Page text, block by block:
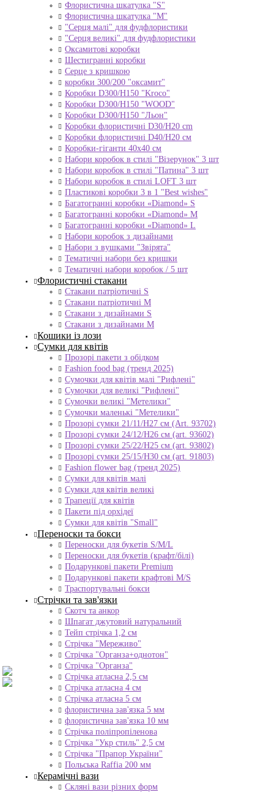
Флористична шкатулка "S"
Флористична шкатулка "М"
"Серця малі" для фудфлористики
"Серця великі" для фудфлористики
Оксамитові коробки
Шестигранні коробки
Серце з кришкою
коробки 300/200 "оксамит"
Коробки D300/H150 "Kroco"
Коробки D300/H150 "WOOD"
Коробки D300/H150 "Льон"
Коробки флористичні D30/H20 cm
Коробки флористичні D40/H20 cм
Коробки-гіганти 40x40 см
Набори коробок в стилі "Візерунок" 3 шт
Набори коробок в стилі "Патина" 3 шт
Набори коробок в стилі LOFT 3 шт
Пластикові коробки 3 в 1 "Best wishes"
Багатогранні коробки «Diamond» S
Багатогранні коробки «Diamond» M
Багатогранні коробки «Diamond» L
Набори коробок з дизайнами
Набори з вушками "Звірята"
Тематичні набори без кришки
Тематичні набори коробок / 5 шт
Флористичні стакани
Стакани патріотичні S
Стакани патріотичні М
Стакани з дизайнами S
Стакани з дизайнами М
Кошики із лози
Сумки для квітів
Прозорі пакети з обідком
Fashion food bag (тренд 2025)
Сумочки для квітів малі "Рифлені"
Сумочки для великі "Рифлені"
Сумочки великі "Метелики"
Сумочки маленькі "Метелики"
Прозорі сумки 21/11/H27 см (Art. 93702)
Прозорі сумки 24/12/Н26 см (art. 93602)
Прозорі сумки 25/22/Н25 см (art. 93802)
Прозорі сумки 25/15/Н30 см (art. 91803)
Fashion flower bag (тренд 2025)
Сумки для квітів малі
Сумки для квітів великі
Трапеції для квітів
Пакети під орхідеї
Сумки для квітів "Small"
Переноски та бокси
Переноски для букетів S/M/L
Переноски для букетів (крафт/білі)
Подарункові пакети Premium
Подарункові пакети крафтові M/S
Траспортувальні бокси
Стрічки та зав'язки
Скотч та анкор
Шпагат джутовий натуральний
Тейп стрічка 1,2 см
Стрічка "Мереживо"
Стрічка "Органза+однотон"
Стрічка "Органза"
Стрічка атласна 2,5 см
Стрічка атласна 4 см
Стрічка атласна 5 см
флористична зав'язка 5 мм
флористична зав'язка 10 мм
Стрічка поліпропіленова
Стрічка "Укр стиль" 2,5 см
Стрічка "Прапор України"
Польська Raffia 200 мм
Керамічні вази
Скляні вази різних форм